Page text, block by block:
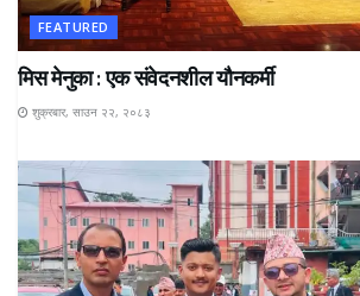
FEATURED
मिस मेनुका : एक संवेदनशील यौनकर्मी
शुक्रबार, साउन २२, २०८३